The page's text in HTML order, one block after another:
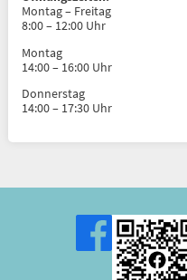
Montag – Freitag
8:00 – 12:00 Uhr
Montag
14:00 – 16:00 Uhr
Donnerstag
14:00 – 17:30 Uhr